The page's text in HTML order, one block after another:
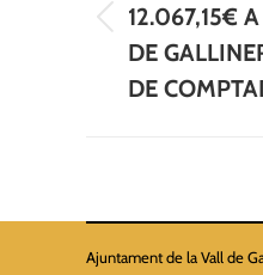
Previous
post:
12.067,15€
DE
DE
Ajuntament de la Vall de